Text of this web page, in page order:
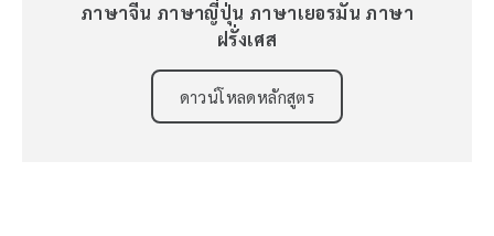
ภาษาจีน ภาษาญี่ปุ่น ภาษาเยอรมัน ภาษา
ฝรั่งเศส
ดาวน์โหลดหลักสูตร